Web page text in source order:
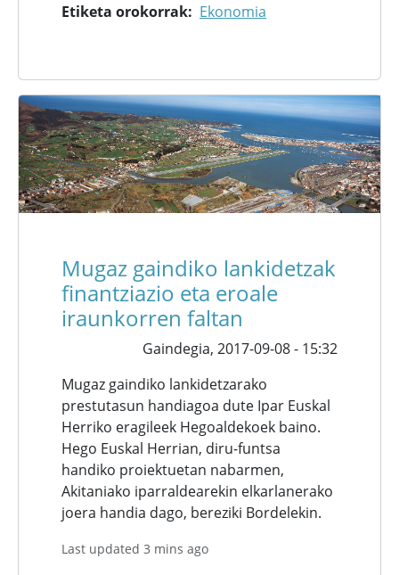
Etiketa orokorrak Ekonomia
Mugaz gaindiko lankidetzak
finantziazio eta eroale
iraunkorren faltan
Gaindegia, 2017-09-08 - 15:32
Mugaz gaindiko lankidetzarako
prestutasun handiagoa dute Ipar Euskal
Herriko eragileek Hegoaldekoek baino.
Hego Euskal Herrian, diru-funtsa
handiko proiektuetan nabarmen,
Akitaniako iparraldearekin elkarlanerako
joera handia dago, bereziki Bordelekin.
Last updated 3 mins ago